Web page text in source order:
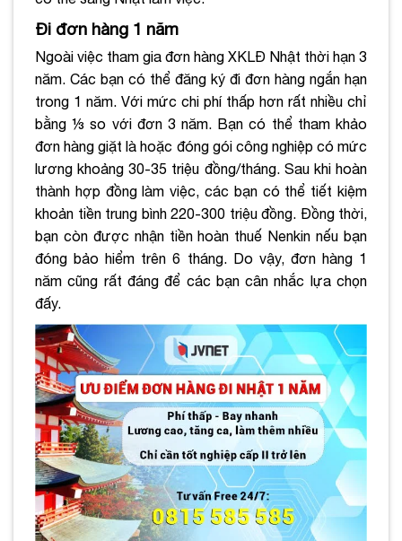
Đi đơn hàng 1 năm
Ngoài việc tham gia đơn hàng XKLĐ Nhật thời hạn 3
năm. Các bạn có thể đăng ký đi đơn hàng ngắn hạn
trong 1 năm. Với mức chi phí thấp hơn rất nhiều chỉ
bằng ⅓ so với đơn 3 năm. Bạn có thể tham khảo
đơn hàng giặt là hoặc đóng gói công nghiệp có mức
lương khoảng 30-35 triệu đồng/tháng. Sau khi hoàn
thành hợp đồng làm việc, các bạn có thể tiết kiệm
khoản tiền trung bình 220-300 triệu đồng. Đồng thời,
bạn còn được nhận tiền hoàn thuế Nenkin nếu bạn
đóng bảo hiểm trên 6 tháng. Do vậy, đơn hàng 1
năm cũng rất đáng để các bạn cân nhắc lựa chọn
đấy.